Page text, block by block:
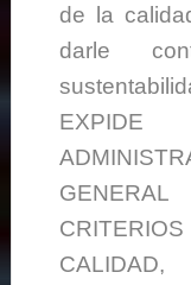
de la
darle
EXPIDE